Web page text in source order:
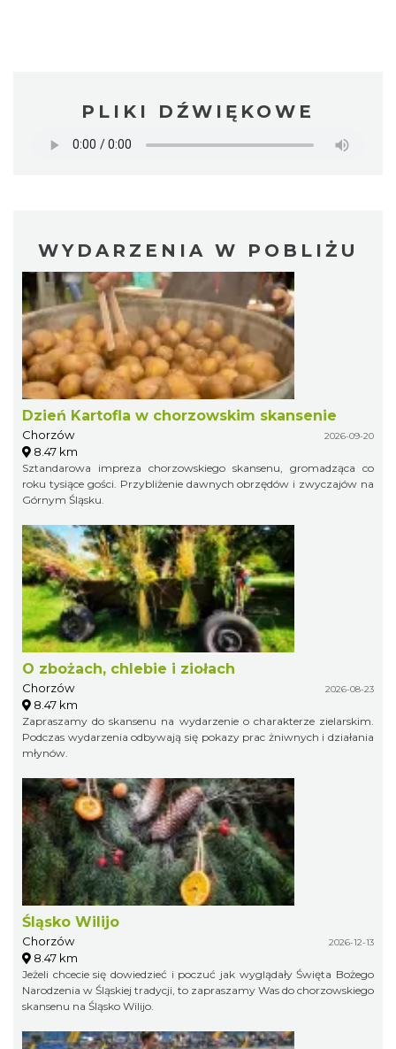
PLIKI DŹWIĘKOWE
WYDARZENIA W POBLIŻU
Dzień Kartofla w chorzowskim skansenie
Chorzów 2026-09-20
8.47 km
Sztandarowa impreza chorzowskiego skansenu, gromadząca co
roku tysiące gości. Przybliżenie dawnych obrzędów i zwyczajów na
Górnym Śląsku.
O zbożach, chlebie i ziołach
Chorzów 2026-08-23
8.47 km
Zapraszamy do skansenu na wydarzenie o charakterze zielarskim.
Podczas wydarzenia odbywają się pokazy prac żniwnych i działania
młynów.
Śląsko Wilijo
Chorzów 2026-12-13
8.47 km
Jeżeli chcecie się dowiedzieć i poczuć jak wyglądały Święta Bożego
Narodzenia w Śląskiej tradycji, to zapraszamy Was do chorzowskiego
skansenu na Śląsko Wilijo.